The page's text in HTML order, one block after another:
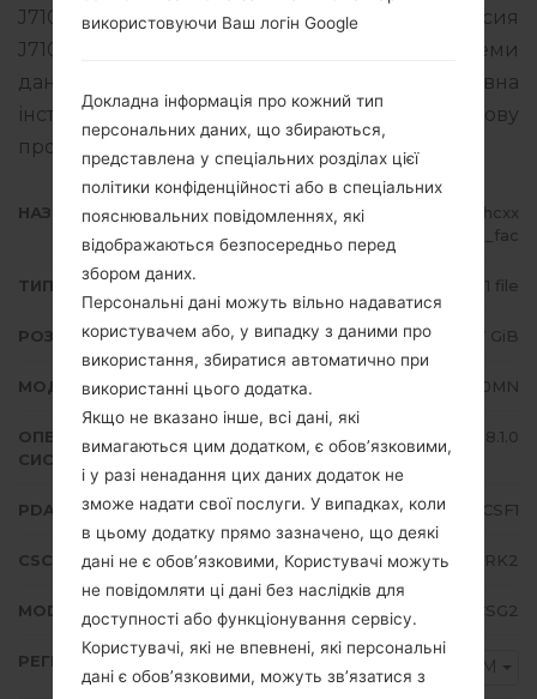
J710MNTMM4CRK2, MODEM версия
J710MNUBS4CSG2. Версія операційної системи
даної прошивки Android Oreo 8.1.0. Повна
інструкція про те, як прошивати стокову
прошивку на пристроях Samsung
НАЗВА ФАЙЛУ
SM-J710MN_1_20191023101414_uhcxx
rq9ub_fac
ТИП ПРОШИВКИ 1 file
РОЗМІР ФАЙЛУ 2.07 GiB
МОДЕЛЬ Samsung SM-J710MN
ОПЕРАЦІЙНА
СИСТЕМА
Android Oreo 8.1.0
PDA/AP ВЕРСІЯ J710MNVJS4CSF1
CSC ВЕРСІЯ J710MNTMM4CRK2
MODEM/CP ВЕРСІЯ J710MNUBS4CSG2
РЕГІОН TMM
використовуючи Ваш логін Google
Докладна інформація про кожний тип
персональних даних, що збираються,
представлена у спеціальних розділах цієї
політики конфіденційності або в спеціальних
пояснювальних повідомленнях, які
відображаються безпосередньо перед
збором даних.
Персональні дані можуть вільно надаватися
користувачем або, у випадку з даними про
використання, збиратися автоматично при
використанні цього додатка.
Якщо не вказано інше, всі дані, які
вимагаються цим додатком, є обов’язковими,
і у разі ненадання цих даних додаток не
зможе надати свої послуги. У випадках, коли
в цьому додатку прямо зазначено, що деякі
дані не є обов’язковими, Користувачі можуть
не повідомляти ці дані без наслідків для
доступності або функціонування сервісу.
Користувачі, які не впевнені, які персональні
дані є обов’язковими, можуть зв’язатися з